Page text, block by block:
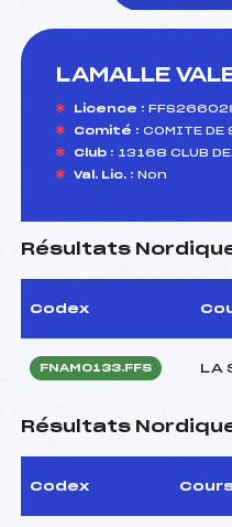
LAMALLE
Licence :
Comité : COMITE DE
Club : 13168 CLUB
Val. Lic. : Non
Résultats
Codex
FNAM0133.FFS LA
Résultats
Codex